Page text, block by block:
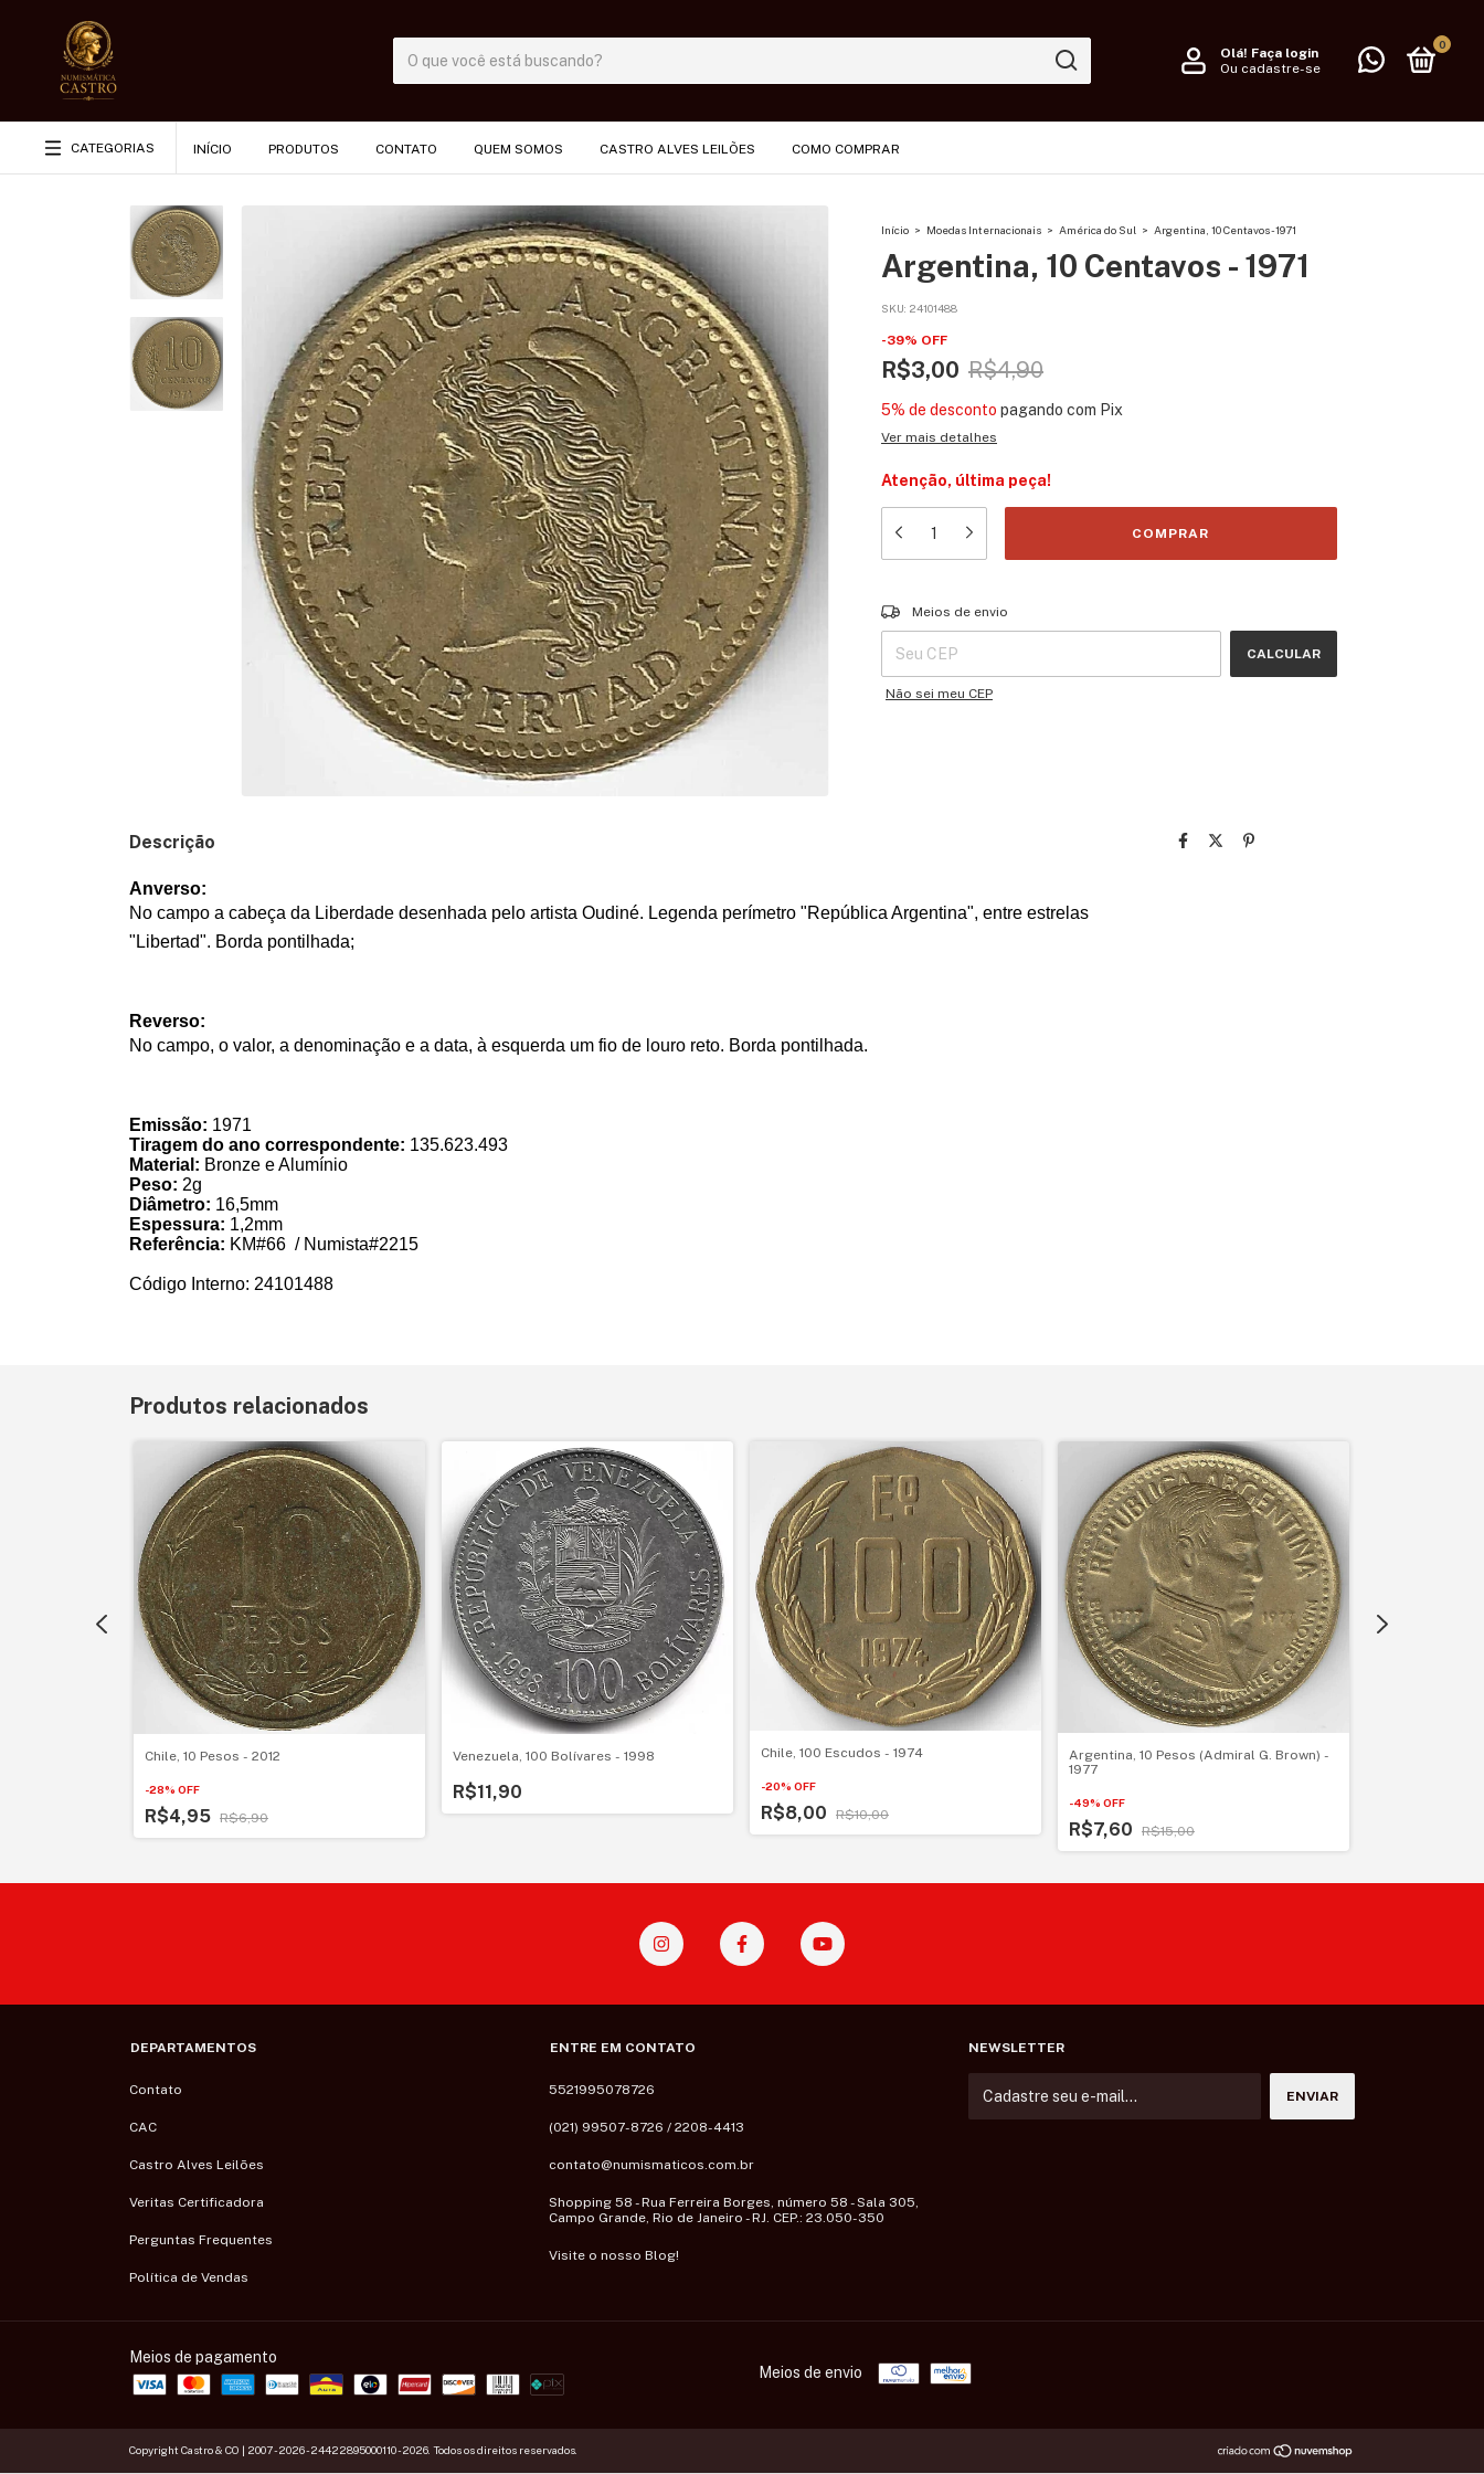
Olá! Faça login
Ou cadastre-se
0
CATEGORIAS INÍCIO PRODUTOS CONTATO QUEM SOMOS CASTRO ALVES LEILÕES COMO COMPRAR
Início > Moedas Internacionais > América do Sul > Argentina, 10 Centavos - 1971
Argentina, 10 Centavos - 1971
SKU: 24101488
-39% OFF
R$3,00 R$4,90
5% de desconto pagando com Pix
Ver mais detalhes
Atenção, última peça!
Entregas para o CEP:
Meios de envio
CALCULAR
Não sei meu CEP
Descrição
Anverso:
No campo a cabeça da Liberdade desenhada pelo artista Oudiné. Legenda perímetro "República Argentina", entre estrelas
"Libertad". Borda pontilhada;
Reverso:
No campo, o valor, a denominação e a data, à esquerda um fio de louro reto. Borda pontilhada.
Emissão: 1971
Tiragem do ano correspondente: 135.623.493
Material: Bronze e Alumínio
Peso: 2g
Diâmetro: 16,5mm
Espessura: 1,2mm
Referência: KM#66 / Numista#2215
Código Interno: 24101488
Produtos relacionados
Chile, 10 Pesos - 2012
-28% OFF
R$4,95 R$6,90
Venezuela, 100 Bolívares - 1998
R$11,90
Chile, 100 Escudos - 1974
-20% OFF
R$8,00 R$10,00
Argentina, 10 Pesos (Admiral G. Brown) -
1977
-49% OFF
R$7,60 R$15,00
DEPARTAMENTOS
Contato
CAC
Castro Alves Leilões
Veritas Certificadora
Perguntas Frequentes
Política de Vendas
ENTRE EM CONTATO
5521995078726
(021) 99507-8726 / 2208-4413
contato@numismaticos.com.br
Shopping 58 - Rua Ferreira Borges, número 58 - Sala 305,
Campo Grande, Rio de Janeiro - RJ. CEP.: 23.050-350
Visite o nosso Blog!
NEWSLETTER
Meios de pagamento
Meios de envio
Copyright Castro & CO | 2007 - 2026 - 24422895000110 - 2026. Todos os direitos reservados.